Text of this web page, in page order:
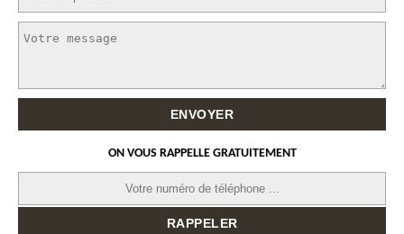
ON VOUS RAPPELLE GRATUITEMENT